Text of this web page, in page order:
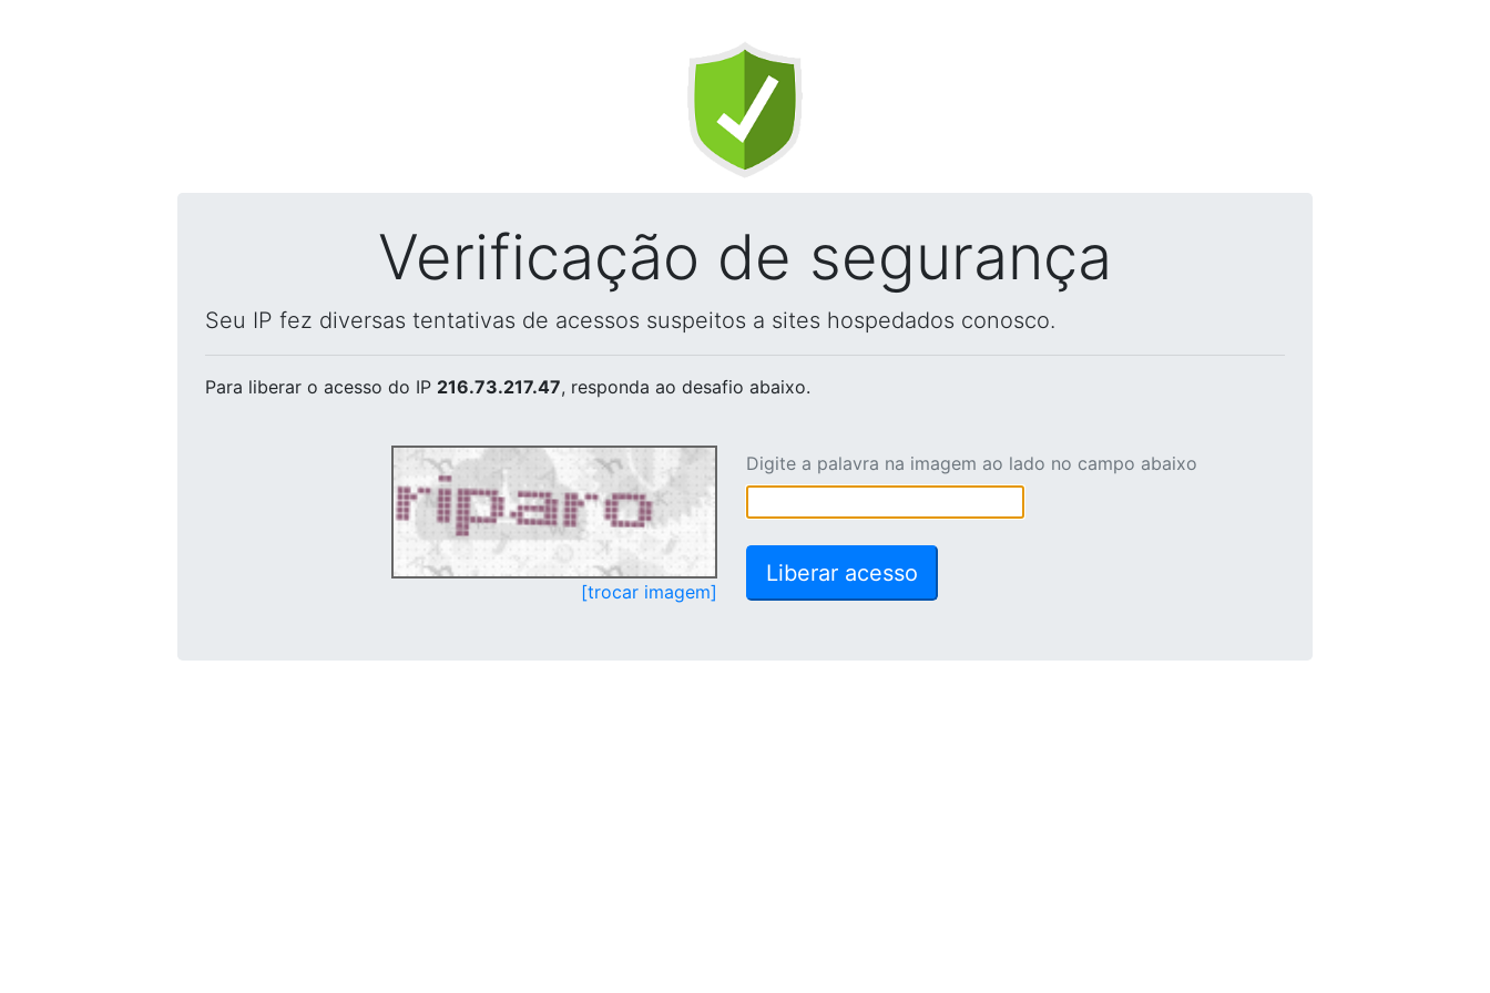
Verificação de segurança
Seu IP fez diversas tentativas de acessos suspeitos a sites hospedados conosco.
Para liberar o acesso do IP 216.73.217.47, responda ao desafio abaixo.
[trocar imagem]
Digite a palavra na imagem ao lado no campo abaixo